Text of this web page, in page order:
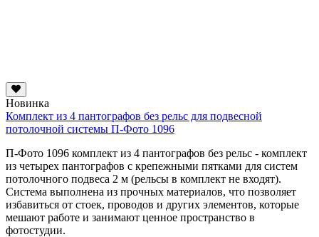
Новинка
Комплект из 4 пантографов без рельс для подвесной
потолочной системы П-Фото 1096
П-Фото 1096 комплект из 4 пантографов без рельс - комплект
из четырех пантографов с крепежными пятками для систем
потолочного подвеса 2 м (рельсы в комплект не входят).
Система выполнена из прочных материалов, что позволяет
избавиться от стоек, проводов и других элементов, которые
мешают работе и занимают ценное пространство в
фотостудии.